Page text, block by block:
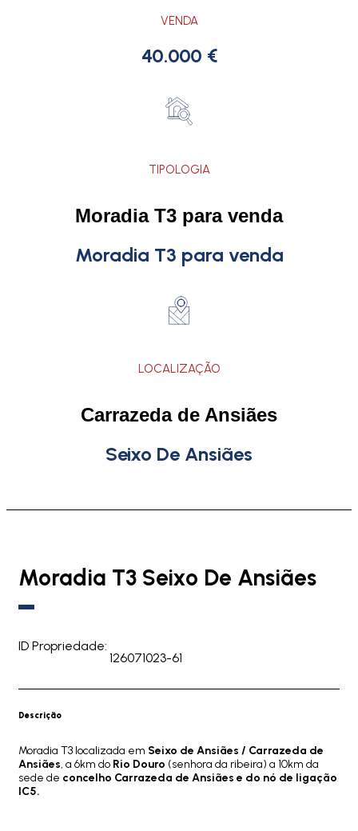
VENDA
40.000 €
TIPOLOGIA
Moradia T3 para venda
Moradia T3 para venda
LOCALIZAÇÃO
Carrazeda de Ansiães
Seixo De Ansiães
Moradia T3 Seixo De Ansiães
ID Propriedade:
126071023-61
Descrição
Moradia T3 localizada em Seixo de Ansiães / Carrazeda de
Ansiães, a 6km do Rio Douro (senhora da ribeira) a 10km da
sede de concelho Carrazeda de Ansiães e do nó de ligação
IC5.